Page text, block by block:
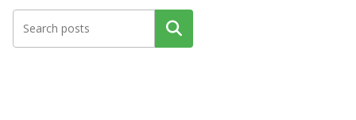
検索